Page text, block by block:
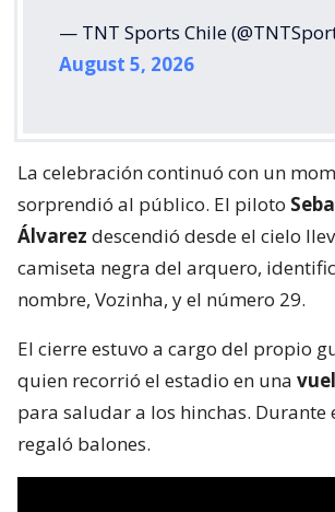
— TNT Sports Chile
August 5, 2026
La celebración continuó con un
sorprendió al público. El piloto
Álvarez descendió desde el cielo
camiseta negra del arquero,
nombre, Vozinha, y el número 29.
El cierre estuvo a cargo del propio
quien recorrió el estadio en una
para saludar a los hinchas. Durante
regaló balones.